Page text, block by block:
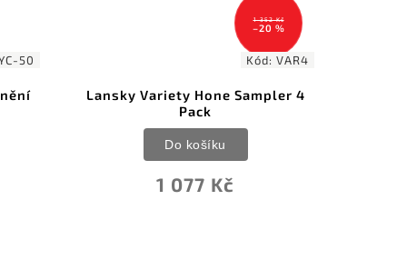
1 352 Kč
–20 %
VAR4
Lansky Variety Hone Sampler 4
1 077 Kč
Do košíku